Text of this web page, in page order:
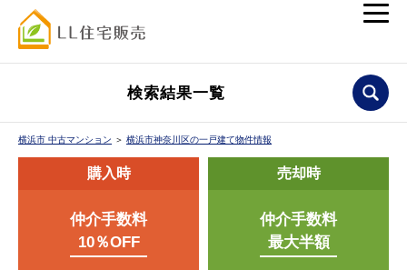
検索結果一覧
横浜市 中古マンション ＞ 横浜市神奈川区の一戸建て物件情報
購入時
仲介手数料
10％OFF
売却時
仲介手数料
最大半額